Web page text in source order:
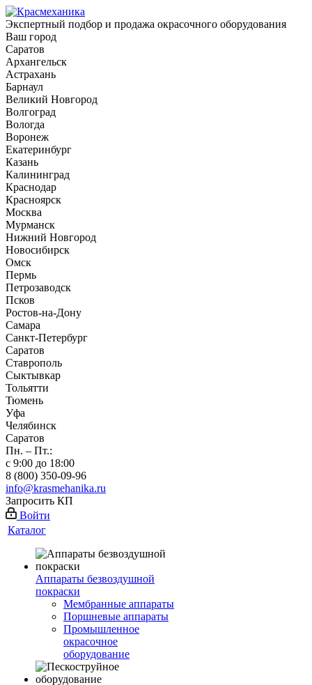
Экспертный подбор и продажа окрасочного оборудования
Ваш город
Саратов
Архангельск
Астрахань
Барнаул
Великий Новгород
Волгоград
Вологда
Воронеж
Екатеринбург
Казань
Калининград
Краснодар
Красноярск
Москва
Мурманск
Нижний Новгород
Новосибирск
Омск
Пермь
Петрозаводск
Псков
Ростов-на-Дону
Самара
Санкт-Петербург
Саратов
Ставрополь
Сыктывкар
Тольятти
Тюмень
Уфа
Челябинск
Саратов
Пн. – Пт.:
с 9:00 до 18:00
8 (800) 350-09-96
info@krasmehanika.ru
Запросить КП
Войти
Каталог
Аппараты безвоздушной
покраски
Мембранные аппараты
Поршневые аппараты
Промышленное
окрасочное
оборудование